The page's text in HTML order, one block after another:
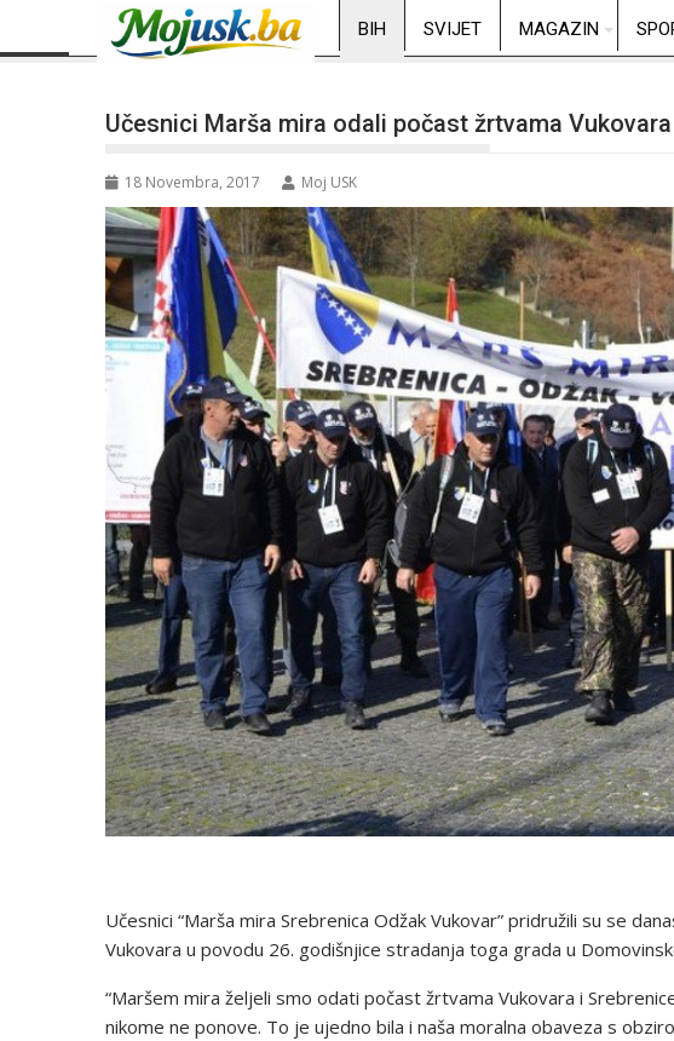
BIH SVIJET MAGAZIN
Učesnici Marša mira odali počast žrtvama Vukovara
18 Novembra, 2017 Moj USK
Učesnici “Marša mira Srebrenica Odžak Vukovar” pridružili su se
Vukovara u povodu 26. godišnjice stradanja toga grada u
“Maršem mira željeli smo odati počast žrtvama Vukovara i
nikome ne ponove. To je ujedno bila i naša moralna obaveza s